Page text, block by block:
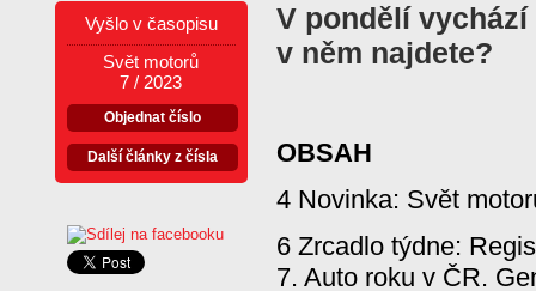
V pondělí
v něm najdete?
OBSAH
4 Novinka: Svět
6 Zrcadlo týdne:
7. Auto roku v ČR.
Vyšlo v časopisu
Svět motorů
7 / 2023
Objednat číslo
Další články z čísla